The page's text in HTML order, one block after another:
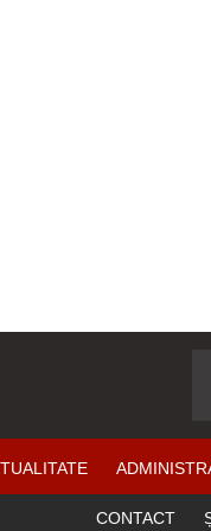
CONTACT